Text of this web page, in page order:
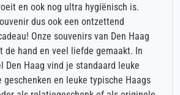
en ook nog ultra hygiënisch is.
dus ook een ontzettend
Onze souvenirs van Den Haag
de hand en veel liefde gemaakt. In
Den Haag vind je standaard leuke
geschenken en leuke typische Haags